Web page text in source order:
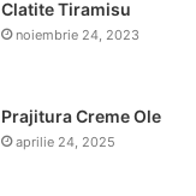
Clatite Tiramisu
noiembrie 24, 2023
Prajitura Creme Ole
aprilie 24, 2025